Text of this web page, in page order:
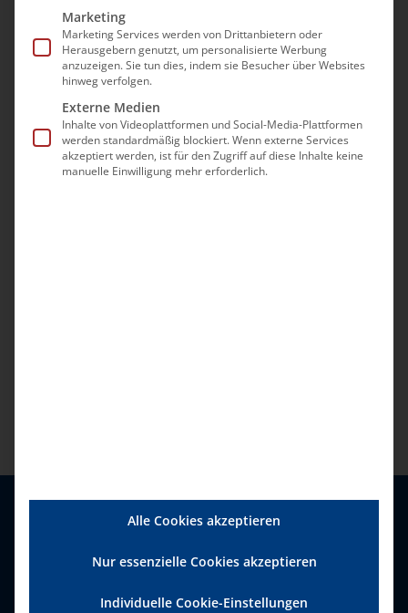
Vorherige
Veranstaltungen
Heute
Nächste
Kalender abonnieren
Marketing
Marketing Services werden von Drittanbietern oder
Herausgebern genutzt, um personalisierte Werbung
anzuzeigen. Sie tun dies, indem sie Besucher über Websites
hinweg verfolgen.
Externe Medien
Inhalte von Videoplattformen und Social-Media-Plattformen
werden standardmäßig blockiert. Wenn externe Services
akzeptiert werden, ist für den Zugriff auf diese Inhalte keine
manuelle Einwilligung mehr erforderlich.
Alle Cookies akzeptieren
Nur essenzielle Cookies akzeptieren
Individuelle Cookie-Einstellungen